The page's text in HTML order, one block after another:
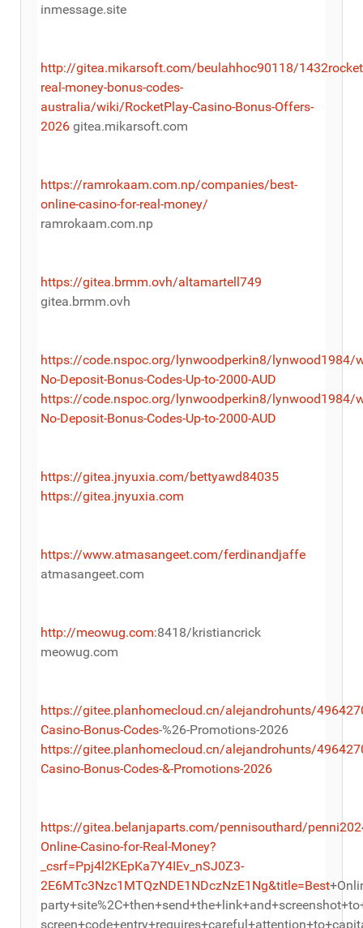
inmessage.site
http://gitea.mikarsoft.com/beulahhoc90118/
real-money-bonus-codes-
australia/wiki/RocketPlay-Casino-Bonus-Offers-
2026 gitea.mikarsoft.com
https://ramrokaam.com.np/companies/best-
online-casino-for-real-money/
ramrokaam.com.np
https://gitea.brmm.ovh/altamartell749
gitea.brmm.ovh
https://code.nspoc.org/lynwoodperkin8/lynwood1984/
No-Deposit-Bonus-Codes-Up-to-2000-AUD
https://code.nspoc.org/lynwoodperkin8/lynwood1984/
No-Deposit-Bonus-Codes-Up-to-2000-AUD
https://gitea.jnyuxia.com/bettyawd84035
https://gitea.jnyuxia.com
https://www.atmasangeet.com/ferdinandjaffe
atmasangeet.com
http://meowug.com:8418/kristiancrick
meowug.com
https://gitee.planhomecloud.cn/alejandrohunts/
Casino-Bonus-Codes-%26-Promotions-2026
https://gitee.planhomecloud.cn/alejandrohunts/
Casino-Bonus-Codes-&-Promotions-2026
https://gitea.belanjaparts.com/pennisouthard/
Online-Casino-for-Real-Money?
_csrf=Ppj4l2KEpKa7Y4IEv_nSJ0Z3-
2E6MTc3Nzc1MTQzNDE1NDczNzE1Ng&title=Best